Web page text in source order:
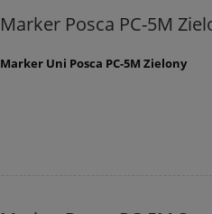
Marker Posca PC-5M
Marker Uni Posca PC-5M Zielony